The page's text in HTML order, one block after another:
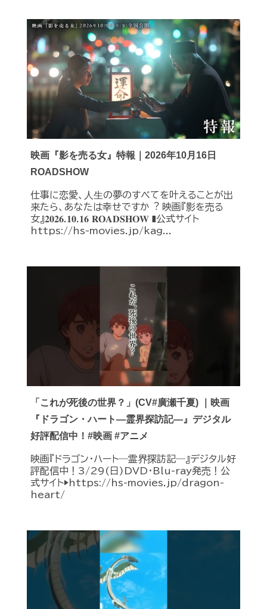
映画『影を売る女』特報｜2026年10月16日
ROADSHOW
仕事に恋愛、⼈⽣の夢のすべてを叶えることが出
来たら、あなたは幸せですか︖ 映画『影を売る
女』𝟐𝟎𝟐𝟔.𝟏𝟎.𝟏𝟔 𝐑𝐎𝐀𝐃𝐒𝐇𝐎𝐖 ❚公式サイト
https://hs-movies.jp/kag...
「これが死後の世界？」(CV#廣瀬千夏) ｜映画
『ドラゴン・ハート―霊界探訪記―』デジタル
好評配信中！#映画 #アニメ
映画『ドラゴン・ハート―霊界探訪記―』デジタル好
評配信中！3/29(日)DVD・Blu-ray発売！公
式サイト▶︎https://hs-movies.jp/dragon-
heart/